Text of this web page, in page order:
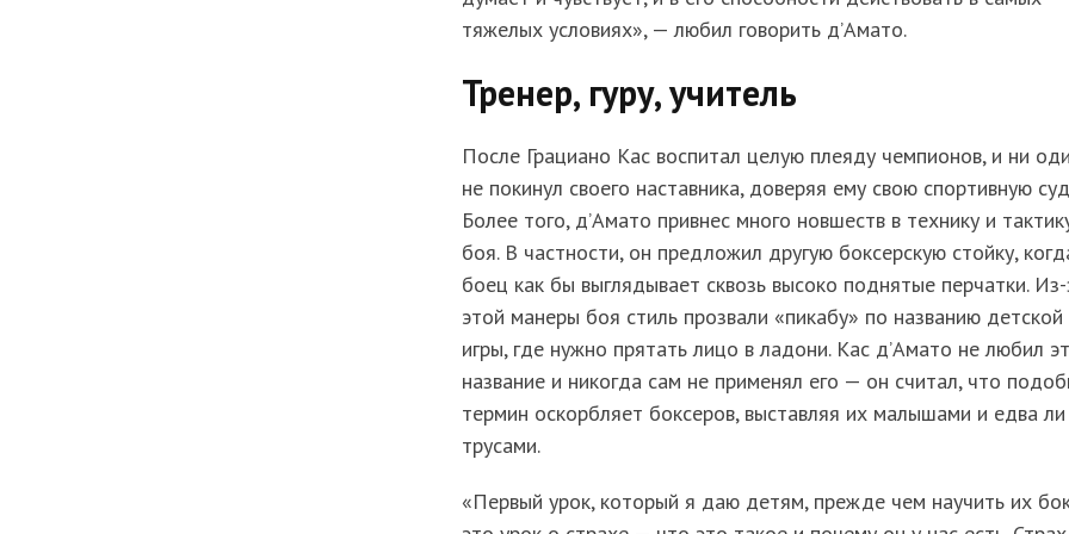
тяжелых условиях», — любил говорить д’Амато.
Тренер, гуру, учитель
После Грациано Кас воспитал целую плеяду чемпионов, и ни
не покинул своего наставника, доверяя ему свою спортивную
Более того, д’Амато привнес много новшеств в технику и
боя. В частности, он предложил другую боксерскую стойку,
боец как бы выглядывает сквозь высоко поднятые перчатки. Из-
этой манеры боя стиль прозвали «пикабу» по названию детской
игры, где нужно прятать лицо в ладони. Кас д’Амато не любил
название и никогда сам не применял его — он считал, что
термин оскорбляет боксеров, выставляя их малышами и едва
трусами.
«Первый урок, который я даю детям, прежде чем научить их